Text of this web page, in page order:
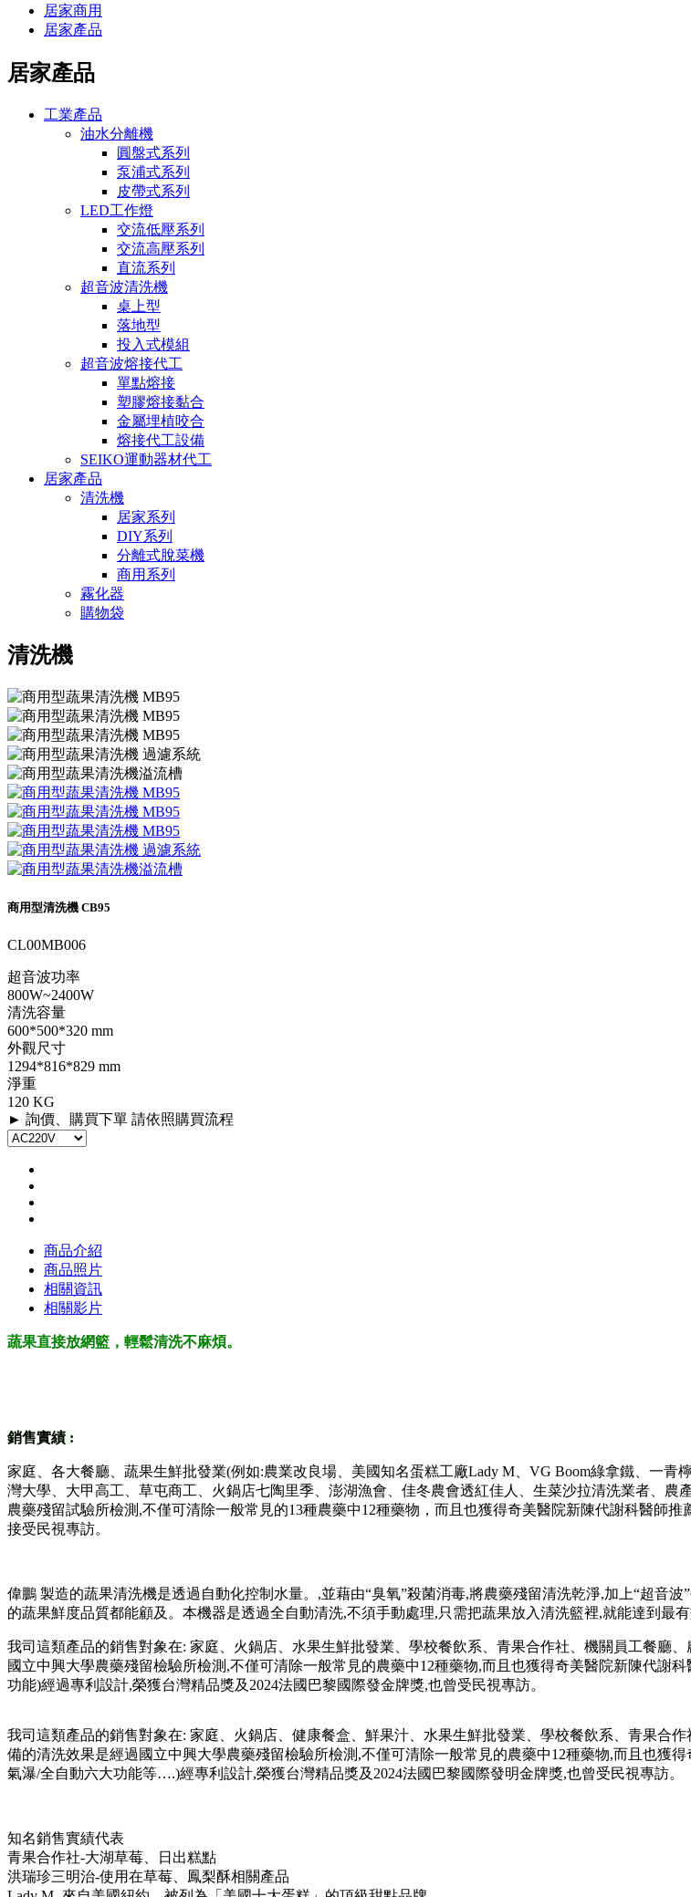
居家商用
居家產品
居家產品
工業產品
油水分離機
圓盤式系列
泵浦式系列
皮帶式系列
LED工作燈
交流低壓系列
交流高壓系列
直流系列
超音波清洗機
桌上型
落地型
投入式模組
超音波熔接代工
單點熔接
塑膠熔接黏合
金屬埋植咬合
熔接代工設備
SEIKO運動器材代工
居家產品
清洗機
居家系列
DIY系列
分離式脫菜機
商用系列
霧化器
購物袋
清洗機
商用型清洗機 CB95
CL00MB006
超音波功率
800W~2400W
清洗容量
600*500*320 mm
外觀尺寸
1294*816*829 mm
淨重
120 KG
► 詢價、購買下單 請依照購買流程
商品介紹
商品照片
相關資訊
相關影片
蔬果直接放網籃，輕鬆清洗不麻煩。
銷售實績 :
家庭、各大餐廳、蔬果生鮮批發業(例如:農業改良場、美國知名蛋糕工廠Lady M、VG Boom綠拿鐵、一
灣大學、大甲高工、草屯商工、火鍋店七陶里季、澎湖漁會、佳冬農會透紅佳人、生菜沙拉清洗業者、
農藥殘留試驗所檢測,不僅可清除一般常見的13種農藥中12種藥物，而且也獲得奇美醫院新陳代謝科醫師
接受民視專訪。
偉鵬 製造的蔬果清洗機是透過自動化控制水量。,並藉由“臭氧”殺菌消毒,將農藥殘留清洗乾淨,加上“超音
的蔬果鮮度品質都能顧及。本機器是透過全自動清洗,不須手動處理,只需把蔬果放入清洗籃裡,就能達到最
我司這類產品的銷售對象在: 家庭、火鍋店、水果生鮮批發業、學校餐飲系、青果合作社、機關員工餐廳
國立中興大學農藥殘留檢驗所檢測,不僅可清除一般常見的農藥中12種藥物,而且也獲得奇美醫院新陳代謝
功能)經過專利設計,榮獲台灣精品獎及2024法國巴黎國際發金牌獎,也曾受民視專訪。
我司這類產品的銷售對象在: 家庭、火鍋店、健康餐盒、鮮果汁、水果生鮮批發業、學校餐飲系、青果合
備的清洗效果是經過國立中興大學農藥殘留檢驗所檢測,不僅可清除一般常見的農藥中12種藥物,而且也獲
氣瀑/全自動六大功能等….)經專利設計,榮獲台灣精品獎及2024法國巴黎國際發明金牌獎,也曾受民視專訪。
知名銷售實績代表
青果合作社-大湖草莓、日出糕點
洪瑞珍三明治-使用在草莓、鳳梨酥相關產品